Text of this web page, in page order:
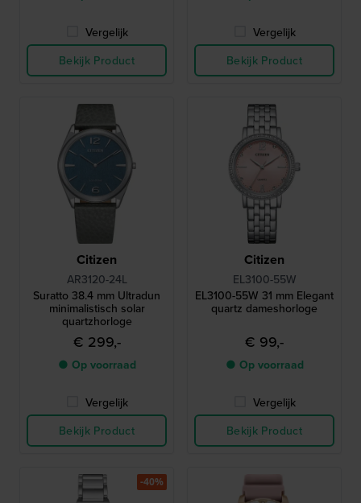
Vergelijk
Bekijk Product
Vergelijk
Bekijk Product
Citizen
AR3120-24L
Suratto 38.4 mm Ultradun
minimalistisch solar
quartzhorloge
€ 299,-
● Op voorraad
Vergelijk
Bekijk Product
Citizen
EL3100-55W
EL3100-55W 31 mm Elegant
quartz dameshorloge
€ 99,-
● Op voorraad
Vergelijk
Bekijk Product
-40%